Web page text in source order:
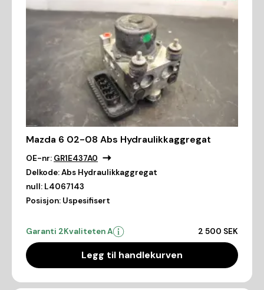
Mazda 6 02-08 Abs Hydraulikkaggregat
OE-nr: GR1E437A0
Delkode:Abs Hydraulikkaggregat
null: L4067143
Posisjon: Uspesifisert
Garanti 2Kvaliteten A 2 500 SEK
Legg til handlekurven